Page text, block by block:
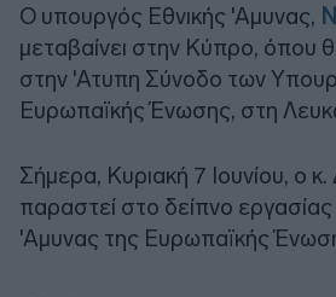
Ο υπουργός Εθνικής 'Αμυνας,
μεταβαίνει στην Κύπρο, όπου
στην 'Ατυπη Σύνοδο των
Ευρωπαϊκής Ένωσης, στη
Σήμερα, Κυριακή 7 Ιουνίου, ο
παραστεί στο δείπνο
'Αμυνας της Ευρωπαϊκής